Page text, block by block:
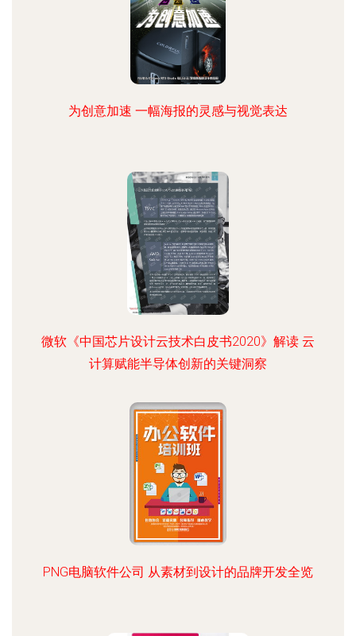
为创意加速 一幅海报的灵感与视觉表达
微软《中国芯片设计云技术白皮书2020》解读 云
计算赋能半导体创新的关键洞察
PNG电脑软件公司 从素材到设计的品牌开发全览